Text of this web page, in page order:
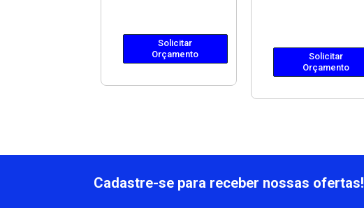
Solicitar
Orçamento
Solicitar
Orçamento
Cadastre-se para receber nossas ofertas!